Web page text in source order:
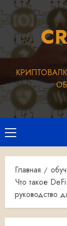
Перейти
к
содержимому
Основное
меню
Главная
Что такое
руководство